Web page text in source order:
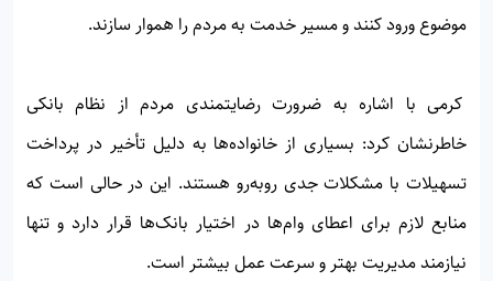
موضوع ورود کنند و مسیر خدمت به مردم را هموار سازند.
کرمی با اشاره به ضرورت رضایتمندی مردم از نظام بانکی
خاطرنشان کرد: بسیاری از خانواده‌ها به دلیل تأخیر در پرداخت
تسهیلات با مشکلات جدی روبه‌رو هستند. این در حالی است که
منابع لازم برای اعطای وام‌ها در اختیار بانک‌ها قرار دارد و تنها
نیازمند مدیریت بهتر و سرعت عمل بیشتر است.